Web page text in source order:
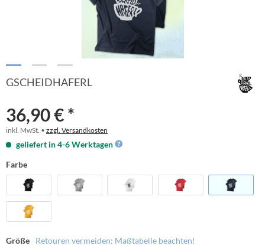
GSCHEIDHAFERL
36,90 € *
inkl. MwSt. • zzgl. Versandkosten
geliefert in 4-6 Werktagen
Farbe
Größe Retouren vermeiden: Maßtabelle beachten!